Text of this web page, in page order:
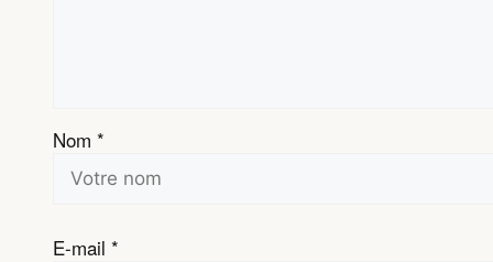
Nom *
E-mail *